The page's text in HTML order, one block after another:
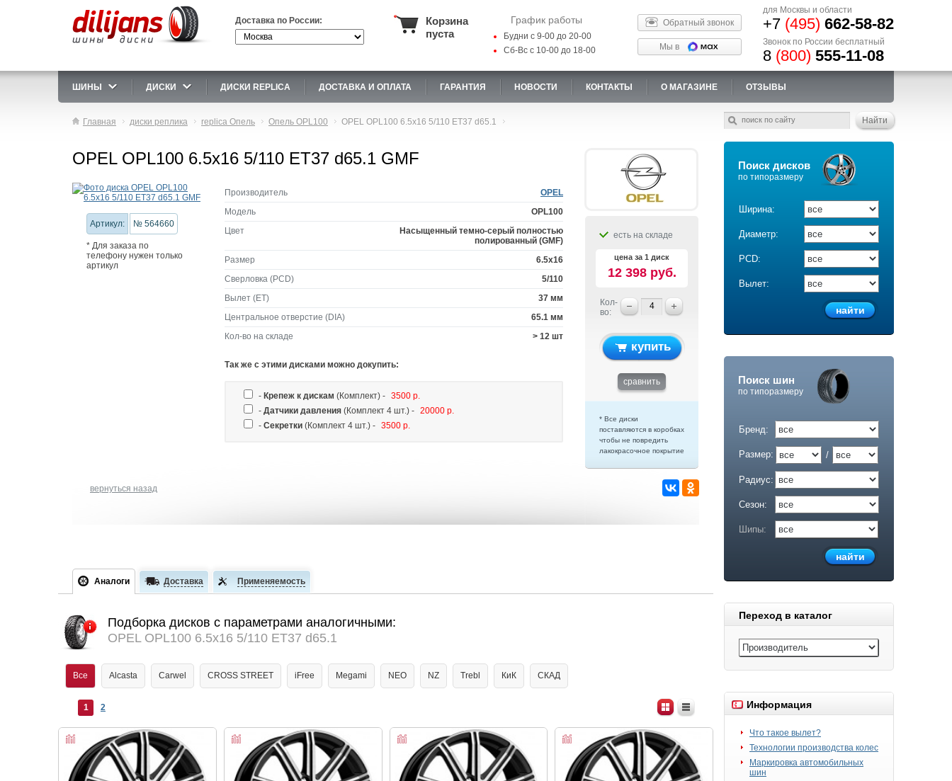
Доставка по России:
Корзина
пуста
График работы
Будни с 9-00 до 20-00
Сб-Вс с 10-00 до 18-00
Обратный звонок
Мы в
для Москвы и области
+7 (495) 662-58-82
Звонок по России бесплатный
8 (800) 555-11-08
ШИНЫ ДИСКИ ДИСКИ REPLICA ДОСТАВКА И ОПЛАТА ГАРАНТИЯ НОВОСТИ КОНТАКТЫ О МАГАЗИНЕ ОТЗЫВЫ
Главная диски реплика replica Опель Опель OPL100 OPEL OPL100 6.5x16 5/110 ET37 d65.1
Поиск дисков
по типоразмеру
Ширина:
Диаметр:
PCD:
Вылет:
Поиск шин
по типоразмеру
Бренд:
Размер: /
Радиус:
Сезон:
Шипы:
Переход в каталог
Информация
Что такое вылет?
Технологии производства колес
Маркировка автомобильных
шин
OPEL OPL100 6.5x16 5/110 ET37 d65.1 GMF
Артикул: № 564660
* Для заказа по
телефону нужен только
артикул
есть на складе
цена за 1 диск
12 398 руб.
Кол-
во:
купить
сравнить
* Все диски
поставляются в коробках
чтобы не повредить
лакокрасочное покрытие
Производитель
OPEL
Модель
OPL100
Цвет
Насыщенный темно-серый полностью
полированный (GMF)
Размер
6.5x16
Сверловка (PCD)
5/110
Вылет (ET)
37 мм
Центральное отверстие (DIA)
65.1 мм
Кол-во на складе
> 12 шт
Так же c этими дисками можно докупить:
- Крепеж к дискам (Комплект) - 3500 р.
- Датчики давления (Комплект 4 шт.) - 20000 р.
- Секретки (Комплект 4 шт.) - 3500 р.
вернуться назад
Аналоги Доставка Применяемость
Подборка дисков с параметрами аналогичными:
OPEL OPL100 6.5x16 5/110 ET37 d65.1
Все Alcasta Carwel CROSS STREET iFree Megami NEO NZ Trebl КиК СКАД
1 2